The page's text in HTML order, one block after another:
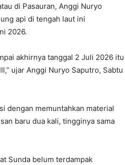
di Pasauran, Anggi Nuryo
api di tengah laut ini
2026.
akhirnya tanggal 2 Juli 2026 itu
ujar Anggi Nuryo Saputro, Sabtu
dengan memuntahkan material
baru dua kali, tingginya sama
Sunda belum terdampak